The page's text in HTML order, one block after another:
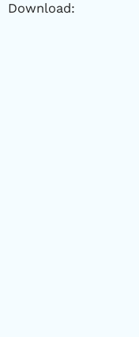
Download: